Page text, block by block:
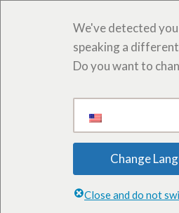
We've detected
speaking a
Do you want to
Change
Close and do not